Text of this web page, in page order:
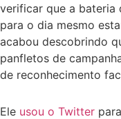
verificar que a bateria
para o dia mesmo
acabou descobrindo
panfletos de
de reconhecimento
Ele usou o Twitter